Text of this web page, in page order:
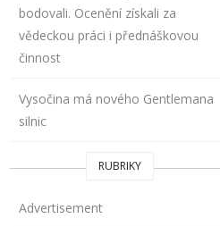
bodovali. Ocenění získali za
vědeckou práci i přednáškovou
činnost
Vysočina má nového Gentlemana
silnic
RUBRIKY
Advertisement